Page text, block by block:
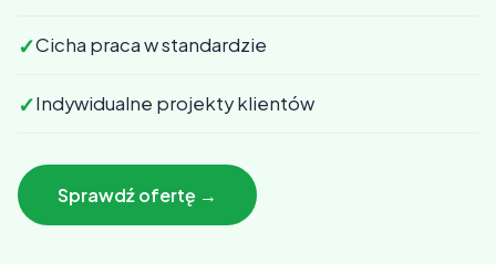
✓Cicha praca w standardzie
✓Indywidualne projekty klientów
Sprawdź ofertę →